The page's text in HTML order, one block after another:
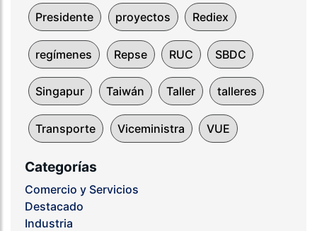
Presidente proyectos Rediex
regímenes Repse RUC SBDC
Singapur Taiwán Taller talleres
Transporte Viceministra VUE
Categorías
Comercio y Servicios
Destacado
Industria